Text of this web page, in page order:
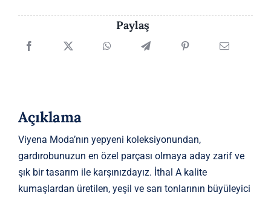
Paylaş
Açıklama
Viyena Moda’nın yepyeni koleksiyonundan,
gardırobunuzun en özel parçası olmaya aday zarif ve
şık bir tasarım ile karşınızdayız. İthal A kalite
kumaşlardan üretilen, yeşil ve sarı tonlarının büyüleyici